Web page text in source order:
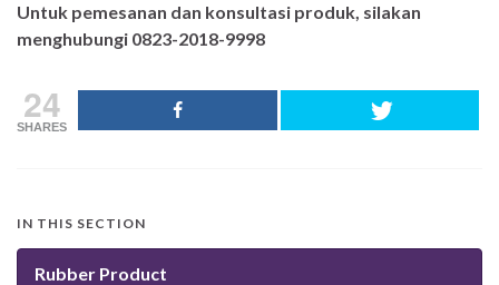
Untuk pemesanan dan konsultasi produk, silakan
menghubungi 0823-2018-9998
24
SHARES
IN THIS SECTION
Rubber Product